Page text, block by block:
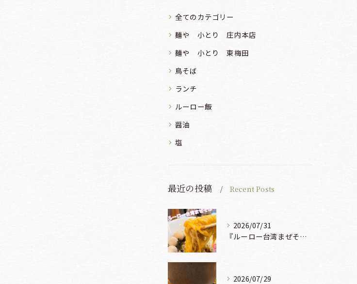
全てのカテゴリー
麺や 小とり 庄内本店
麺や 小とり 東梅田
鳥そば
ランチ
ルーロー飯
醤油
塩
最近の投稿 Recent Posts
2026/07/31
『ルーロー台湾まぜそば』930円🍜🫧
2026/07/29